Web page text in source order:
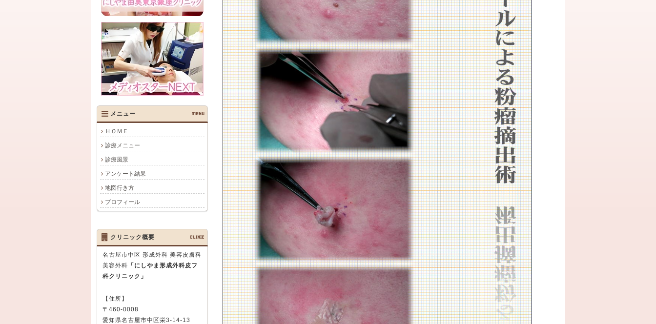
メニュー MENU
ＨＯＭＥ
診療メニュー
診療風景
アンケート結果
地図行き方
プロフィール
クリニック概要 CLINIC
名古屋市中区 形成外科 美容皮膚科
美容外科 「にしやま形成外科皮フ
科クリニック」
【住所】
〒460-0008
愛知県名古屋市中区栄3-14-13